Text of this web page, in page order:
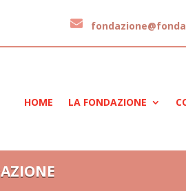
HOME LA FONDAZIONE